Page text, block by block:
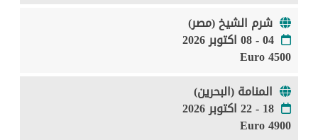
شرم الشيخ (مصر)
04 - 08 اكتوبر 2026
4500 Euro
المنامة (البحرين)
18 - 22 اكتوبر 2026
4900 Euro